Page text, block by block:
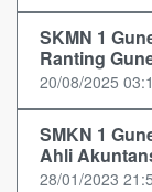
SKMN 1
Ranting
20/08/2025
SMKN 1
Ahli
28/01/2023